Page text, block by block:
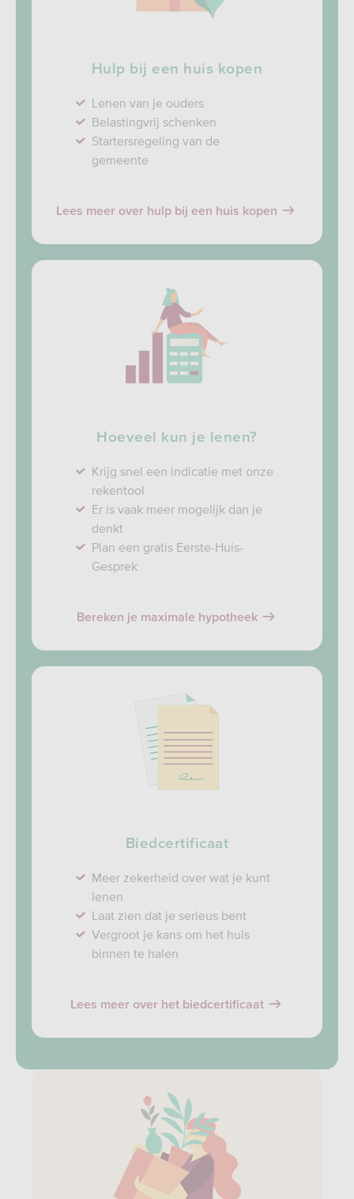
Hulp bij een huis kopen
Lenen van je ouders
Belastingvrij schenken
Startersregeling van de
gemeente
Lees meer over hulp bij een huis kopen
Hoeveel kun je lenen?
Krijg snel een indicatie met onze
rekentool
Er is vaak meer mogelijk dan je
denkt
Plan een gratis Eerste-Huis-
Gesprek
Bereken je maximale hypotheek
Biedcertificaat
Meer zekerheid over wat je kunt
lenen
Laat zien dat je serieus bent
Vergroot je kans om het huis
binnen te halen
Lees meer over het biedcertificaat